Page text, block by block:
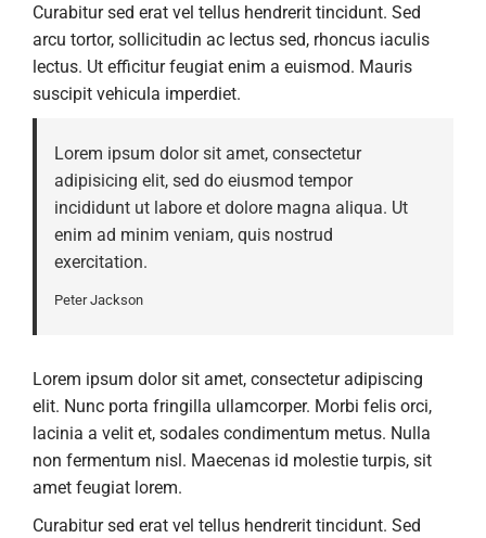
Curabitur sed erat vel tellus hendrerit tincidunt. Sed
arcu tortor, sollicitudin ac lectus sed, rhoncus iaculis
lectus. Ut efficitur feugiat enim a euismod. Mauris
suscipit vehicula imperdiet.
Lorem ipsum dolor sit amet, consectetur
adipisicing elit, sed do eiusmod tempor
incididunt ut labore et dolore magna aliqua. Ut
enim ad minim veniam, quis nostrud
exercitation.
Peter Jackson
Lorem ipsum dolor sit amet, consectetur adipiscing
elit. Nunc porta fringilla ullamcorper. Morbi felis orci,
lacinia a velit et, sodales condimentum metus. Nulla
non fermentum nisl. Maecenas id molestie turpis, sit
amet feugiat lorem.
Curabitur sed erat vel tellus hendrerit tincidunt. Sed